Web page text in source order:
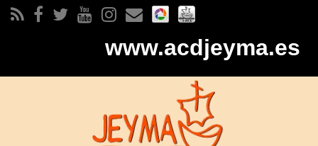
www.acdjeyma.es